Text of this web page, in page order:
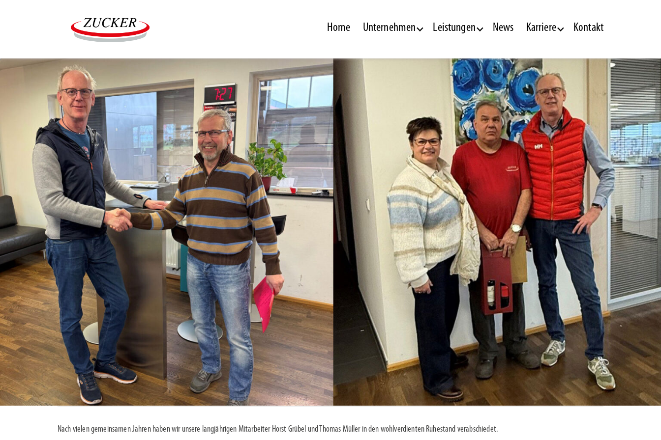
Home Unternehmen Leistungen News Karriere Kontakt
Nach vielen gemeinsamen Jahren haben wir unsere langjährigen Mitarbeiter Horst Grübel und Thomas Müller in den wohlverdienten Ruhestand verabschiedet.